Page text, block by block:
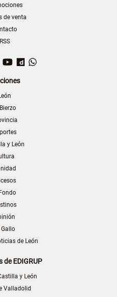
de venta
RSS
Instagram
YouTubeDailymotion
y León
Gallo
de León
de EDIGRUP
y León
Valladolid